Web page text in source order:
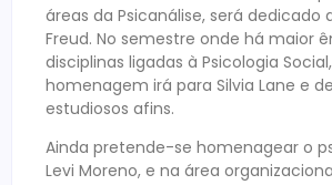
áreas da Psicanálise, será dedicado
Freud. No semestre onde há maior
disciplinas ligadas à Psicologia
homenagem irá para Silvia Lane e
estudiosos afins.
Ainda pretende-se homenagear o
Levi Moreno, e na área